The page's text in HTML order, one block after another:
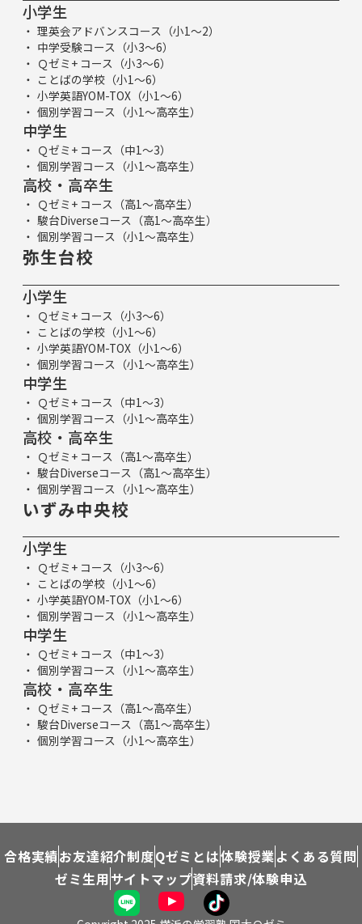
小学生
理英会アドバンスコース（小1～2）
中学受験コース（小3～6）
Ｑゼミ+ コース（小3～6）
ことばの学校（小1～6）
小学英語YOM-TOX（小1～6）
個別学習コース（小1～高卒生）
中学生
Ｑゼミ+ コース（中1～3）
個別学習コース（小1～高卒生）
高校・高卒生
Ｑゼミ+ コース（高1～高卒生）
駿台Diverseコース（高1～高卒生）
個別学習コース（小1～高卒生）
弥生台校
小学生
Ｑゼミ+ コース（小3～6）
ことばの学校（小1～6）
小学英語YOM-TOX（小1～6）
個別学習コース（小1～高卒生）
中学生
Ｑゼミ+ コース（中1～3）
個別学習コース（小1～高卒生）
高校・高卒生
Ｑゼミ+ コース（高1～高卒生）
駿台Diverseコース（高1～高卒生）
個別学習コース（小1～高卒生）
いずみ中央校
小学生
Ｑゼミ+ コース（小3～6）
ことばの学校（小1～6）
小学英語YOM-TOX（小1～6）
個別学習コース（小1～高卒生）
中学生
Ｑゼミ+ コース（中1～3）
個別学習コース（小1～高卒生）
高校・高卒生
Ｑゼミ+ コース（高1～高卒生）
駿台Diverseコース（高1～高卒生）
個別学習コース（小1～高卒生）
合格実績お友達紹介制度Qゼミとは体験授業よくある質問
ゼミ生用サイトマップ資料請求/体験申込